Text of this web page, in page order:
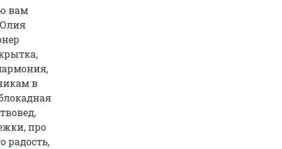
вам
в
про
радость,